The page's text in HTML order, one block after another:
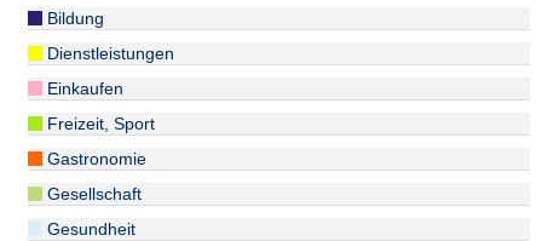
Bildung
Dienstleistungen
Einkaufen
Freizeit, Sport
Gastronomie
Gesellschaft
Gesundheit